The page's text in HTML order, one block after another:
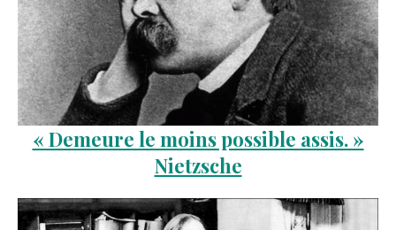
« Demeure le moins possible assis. »
Nietzsche